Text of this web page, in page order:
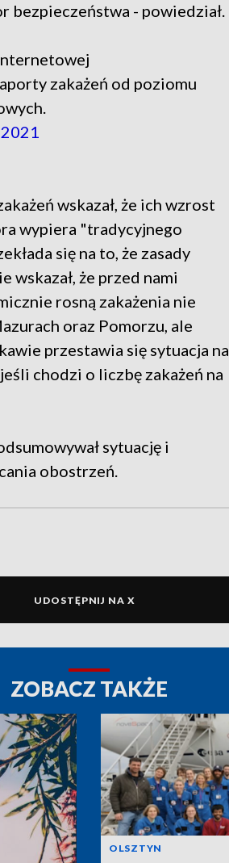
bezpieczeństwa - powiedział.
zakażeń od poziomu
wskazał, że ich wzrost
wypiera "tradycyjnego
się na to, że zasady
wskazał, że przed nami
rosną zakażenia nie
oraz Pomorzu, ale
przestawia się sytuacja na
chodzi o liczbę zakażeń na
sytuację i
obostrzeń.
UDOSTĘPNIJ NA X
ZOBACZ TAKŻE
OLSZTYN